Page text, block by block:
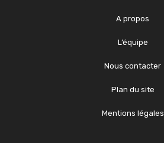
A propos
L’équipe
Nous contacter
Plan du site
Mentions légales